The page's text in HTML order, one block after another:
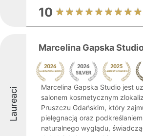
10
Laureaci
Marcelina Gapska
Marcelina Gapska Studio jest
salonem kosmetycznym
Pruszczu Gdańskim, który
pielęgnacją oraz podkreślaniem
naturalnego wyglądu,